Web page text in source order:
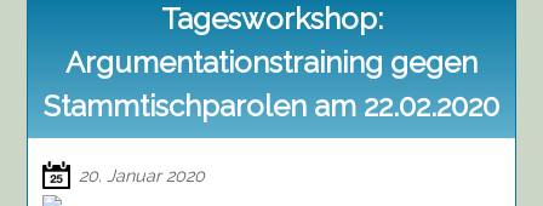
Tagesworkshop:
Argumentationstraining gegen
Stammtischparolen am 22.02.2020
20. Januar 2020